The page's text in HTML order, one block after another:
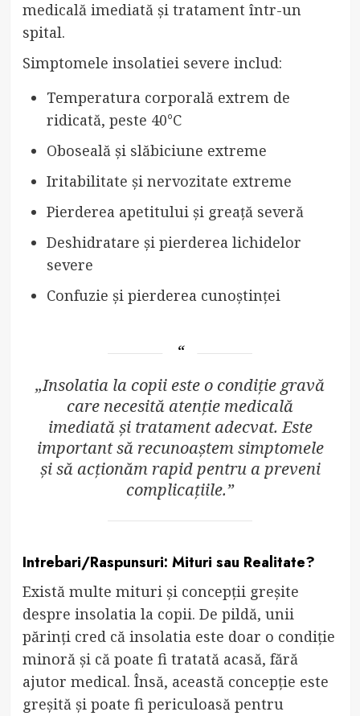
medicală imediată și tratament într-un
spital.
Simptomele insolatiei severe includ:
Temperatura corporală extrem de
ridicată, peste 40°C
Oboseală și slăbiciune extreme
Iritabilitate și nervozitate extreme
Pierderea apetitului și greață severă
Deshidratare și pierderea lichidelor
severe
Confuzie și pierderea cunoștinței
„Insolatia la copii este o condiție gravă
care necesită atenție medicală
imediată și tratament adecvat. Este
important să recunoaștem simptomele
și să acționăm rapid pentru a preveni
complicațiile.”
Intrebari/Raspunsuri: Mituri sau Realitate?
Există multe mituri și concepții greșite
despre insolatia la copii. De pildă, unii
părinți cred că insolatia este doar o condiție
minoră și că poate fi tratată acasă, fără
ajutor medical. Însă, această concepție este
greșită și poate fi periculoasă pentru